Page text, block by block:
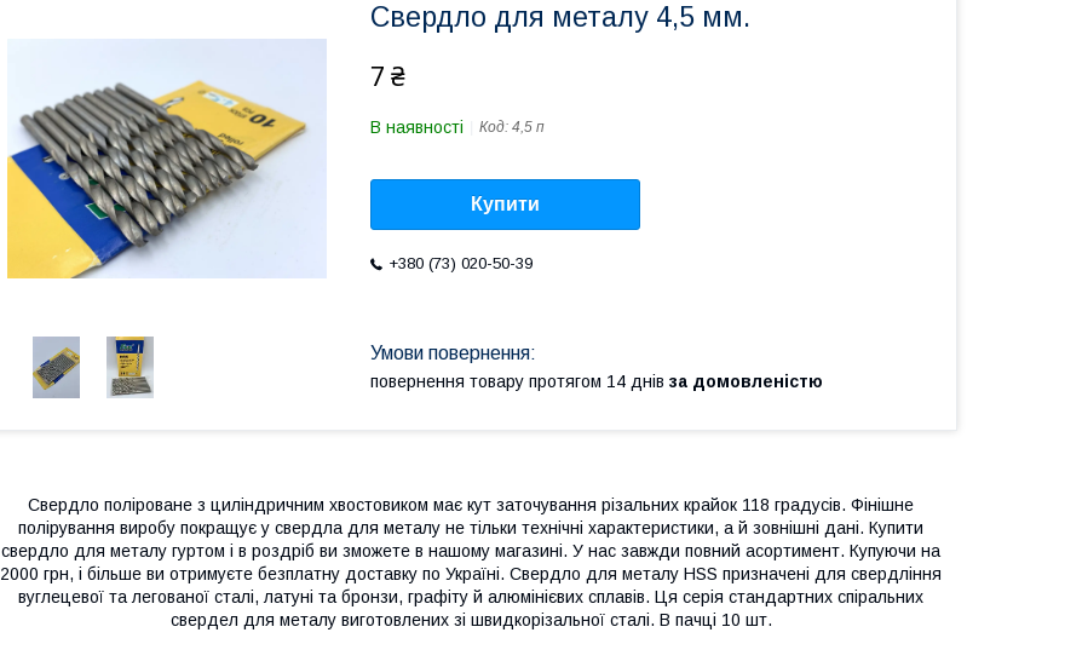
Свердло для металу 4,5 мм.
7 ₴
В наявності Код: 4,5 п
Купити
+380 (73) 020-50-39
повернення товару протягом 14 днів за домовленістю
Свердло поліроване з циліндричним хвостовиком має кут заточування різальних крайок 118 градусів. Фінішне
полірування виробу покращує у свердла для металу не тільки технічні характеристики, а й зовнішні дані. Купити
свердло для металу гуртом і в роздріб ви зможете в нашому магазині. У нас завжди повний асортимент. Купуючи на
2000 грн, і більше ви отримуєте безплатну доставку по Україні. Свердло для металу HSS призначені для свердління
вуглецевої та легованої сталі, латуні та бронзи, графіту й алюмінієвих сплавів. Ця серія стандартних спіральних
свердел для металу виготовлених зі швидкорізальної сталі. В пачці 10 шт.